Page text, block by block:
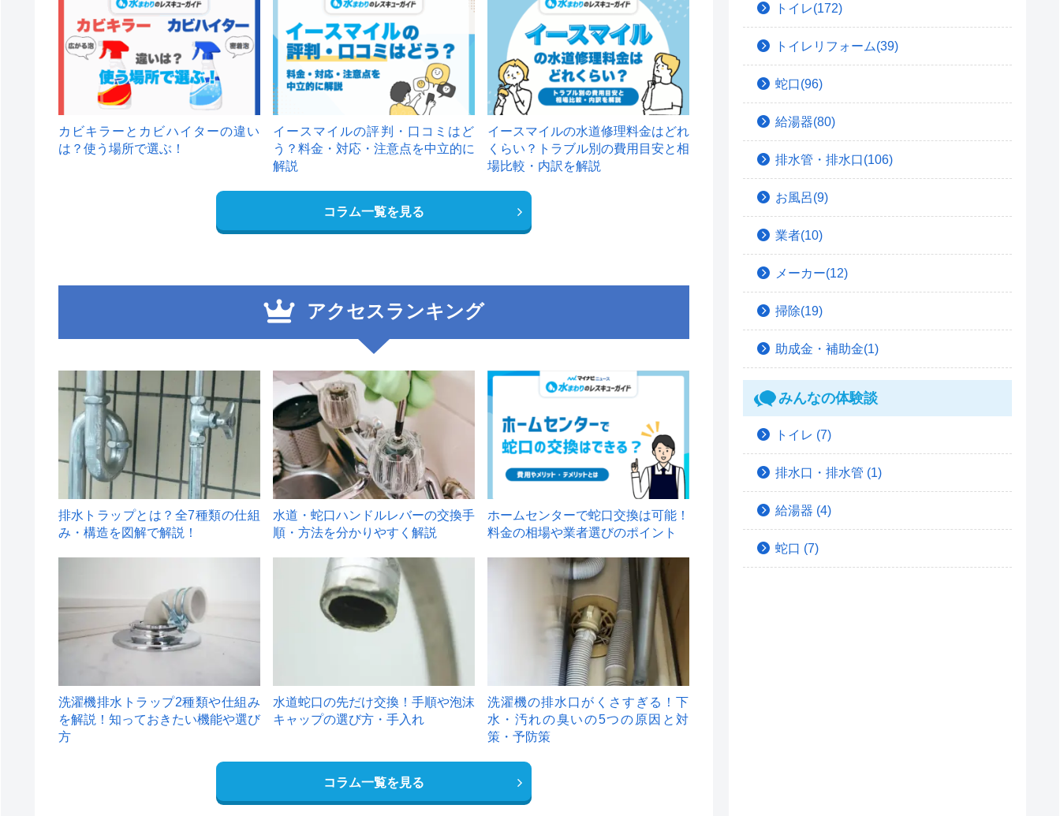
カビキラーとカビハイターの違い
は？使う場所で選ぶ！
イースマイルの評判・口コミはど
う？料金・対応・注意点を中立的に
解説
イースマイルの水道修理料金はどれ
くらい？トラブル別の費用目安と相
場比較・内訳を解説
コラム一覧を見る
アクセスランキング
1
排水トラップとは？全7種類の仕組
み・構造を図解で解説！
2
水道・蛇口ハンドルレバーの交換手
順・方法を分かりやすく解説
ホームセンターで蛇口交換は可能！
料金の相場や業者選びのポイント
洗濯機排水トラップ2種類や仕組み
を解説！知っておきたい機能や選び
方
水道蛇口の先だけ交換！手順や泡沫
キャップの選び方・手入れ
洗濯機の排水口がくさすぎる！下
水・汚れの臭いの5つの原因と対
策・予防策
コラム一覧を見る
トイレ(172)
トイレリフォーム(39)
蛇口(96)
給湯器(80)
排水管・排水口(106)
お風呂(9)
業者(10)
メーカー(12)
掃除(19)
助成金・補助金(1)
みんなの体験談
トイレ (7)
排水口・排水管 (1)
給湯器 (4)
蛇口 (7)